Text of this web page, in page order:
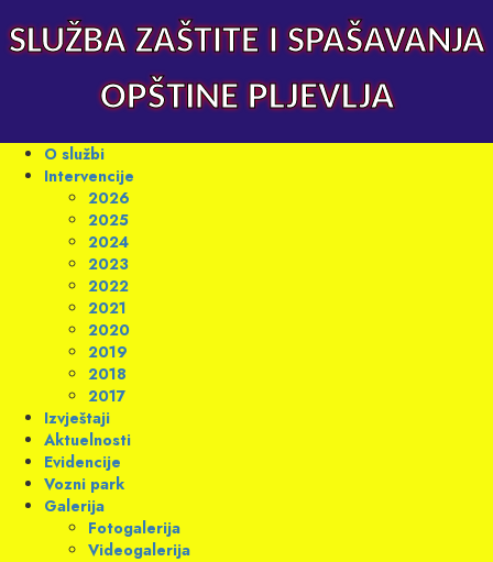
to
content
SLUŽBA ZAŠTITE I SPAŠAVANJA
OPŠTINE PLJEVLJA
Primary
Menu
O službi
Intervencije
2026
2025
2024
2023
2022
2021
2020
2019
2018
2017
Izvještaji
Aktuelnosti
Evidencije
Vozni park
Galerija
Fotogalerija
Videogalerija